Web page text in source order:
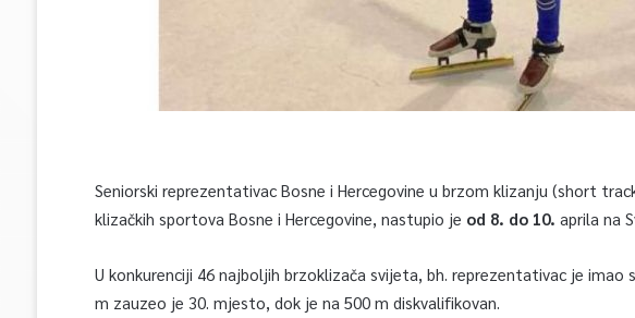
Seniorski reprezentativac Bosne i Hercegovine u brzom klizanju (short
klizačkih sportova Bosne i Hercegovine, nastupio je od 8. do 10. aprila na
U konkurenciji 46 najboljih brzoklizača svijeta, bh. reprezentativac je imao
m zauzeo je 30. mjesto, dok je na 500 m diskvalifikovan.